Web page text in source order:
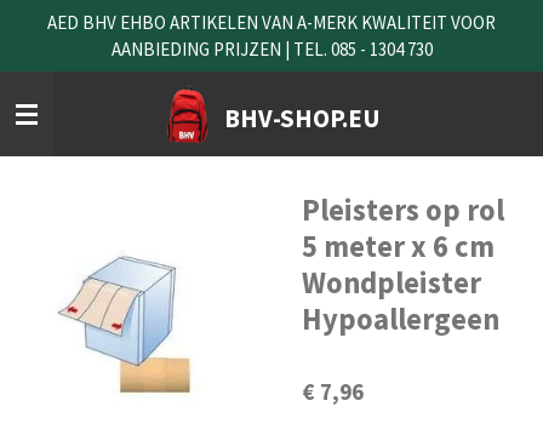
naar
de
hoofdinhoud
BHV-SHOP.EU
AED BHV EHBO ARTIKELEN VAN A-MERK KWALITEIT VOOR
AANBIEDING PRIJZEN | TEL. 085 - 1304 730
Pleisters op rol
5 meter x 6 cm
Wondpleister
Hypoallergeen
€ 7,96